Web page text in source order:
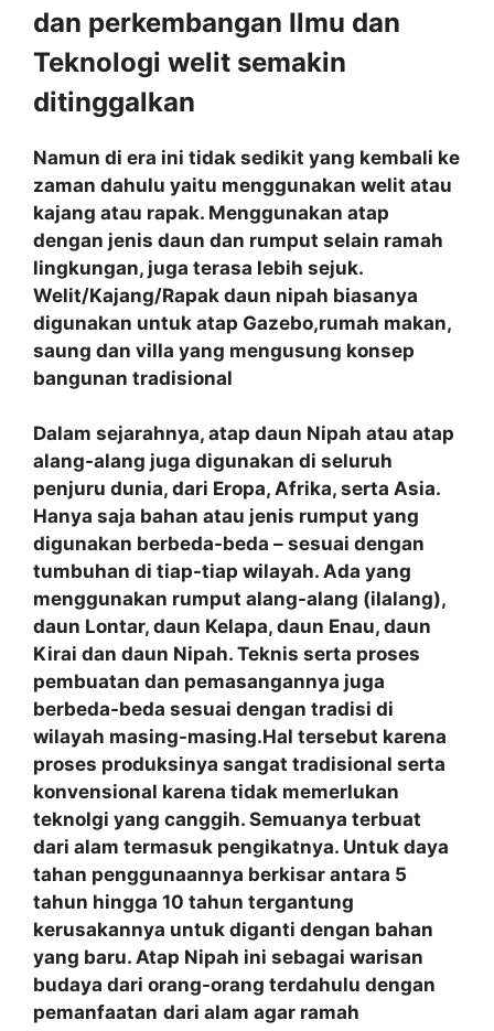
dan perkembangan Ilmu dan
Teknologi welit semakin
ditinggalkan
Namun di era ini tidak sedikit yang kembali ke
zaman dahulu yaitu menggunakan welit atau
kajang atau rapak. Menggunakan atap
dengan jenis daun dan rumput selain ramah
lingkungan, juga terasa lebih sejuk.
Welit/Kajang/Rapak daun nipah biasanya
digunakan untuk atap Gazebo,rumah makan,
saung dan villa yang mengusung konsep
bangunan tradisional
Dalam sejarahnya, atap daun Nipah atau atap
alang-alang juga digunakan di seluruh
penjuru dunia, dari Eropa, Afrika, serta Asia.
Hanya saja bahan atau jenis rumput yang
digunakan berbeda-beda – sesuai dengan
tumbuhan di tiap-tiap wilayah. Ada yang
menggunakan rumput alang-alang (ilalang),
daun Lontar, daun Kelapa, daun Enau, daun
Kirai dan daun Nipah. Teknis serta proses
pembuatan dan pemasangannya juga
berbeda-beda sesuai dengan tradisi di
wilayah masing-masing.Hal tersebut karena
proses produksinya sangat tradisional serta
konvensional karena tidak memerlukan
teknolgi yang canggih. Semuanya terbuat
dari alam termasuk pengikatnya. Untuk daya
tahan penggunaannya berkisar antara 5
tahun hingga 10 tahun tergantung
kerusakannya untuk diganti dengan bahan
yang baru. Atap Nipah ini sebagai warisan
budaya dari orang-orang terdahulu dengan
pemanfaatan dari alam agar ramah